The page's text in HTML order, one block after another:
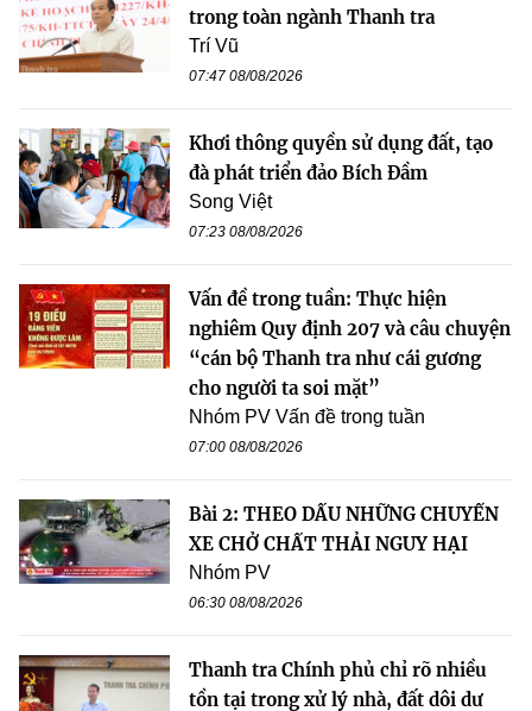
trong toàn ngành Thanh tra
Trí Vũ
07:47 08/08/2026
Khơi thông quyền sử dụng đất, tạo
đà phát triển đảo Bích Đầm
Song Việt
07:23 08/08/2026
Vấn đề trong tuần: Thực hiện
nghiêm Quy định 207 và câu chuyện
“cán bộ Thanh tra như cái gương
cho người ta soi mặt”
Nhóm PV Vấn đề trong tuần
07:00 08/08/2026
Bài 2: THEO DẤU NHỮNG CHUYẾN
XE CHỞ CHẤT THẢI NGUY HẠI
Nhóm PV
06:30 08/08/2026
Thanh tra Chính phủ chỉ rõ nhiều
tồn tại trong xử lý nhà, đất dôi dư